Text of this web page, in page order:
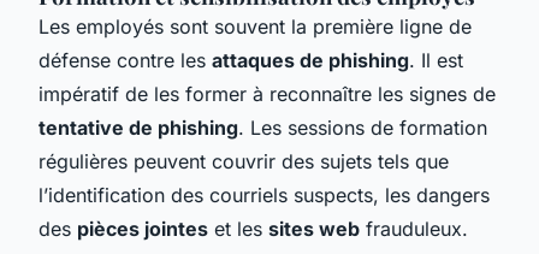
Les employés sont souvent la première ligne de
défense contre les attaques de phishing. Il est
impératif de les former à reconnaître les signes de
tentative de phishing. Les sessions de formation
régulières peuvent couvrir des sujets tels que
l’identification des courriels suspects, les dangers
des pièces jointes et les sites web frauduleux.